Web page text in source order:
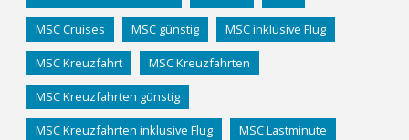
MSC Cruises MSC günstig MSC inklusive Flug
MSC Kreuzfahrt MSC Kreuzfahrten
MSC Kreuzfahrten günstig
MSC Kreuzfahrten inklusive Flug MSC Lastminute